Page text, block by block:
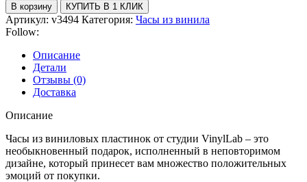
В корзину КУПИТЬ В 1 КЛИК
Артикул: v3494 Категория: Часы из винила
Follow:
Описание
Детали
Отзывы (0)
Доставка
Описание
Часы из виниловых пластинок от студии VinylLab – это
необыкновенный подарок, исполненный в неповторимом
дизайне, который принесет вам множество положительных
эмоций от покупки.